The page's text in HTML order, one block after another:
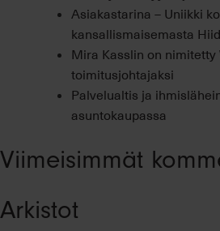
Asiakastarina – Uniikki
kansallismaisemasta
Mira Kasslin on nimitetty
toimitusjohtajaksi
Palvelualtis ja
asuntokaupassa
Viimeisimmät
Arkistot